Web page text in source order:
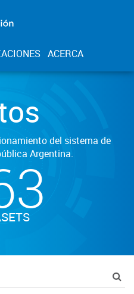
ACERCA
del sistema de
Argentina.